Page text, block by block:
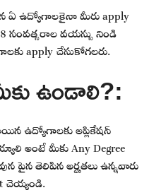
ఏ ఉద్యోగాలకైనా మీరు apply
సంవత్సరాల వయస్సు నిండి
apply చేసుకోగలరు.
ఉండాలి?:
ఉద్యోగాలకు అప్లికేషన్
అంటే మీకు Any Degree
పైన తెలిపిన అర్హతలు ఉన్నవారు
చెయ్యండి.